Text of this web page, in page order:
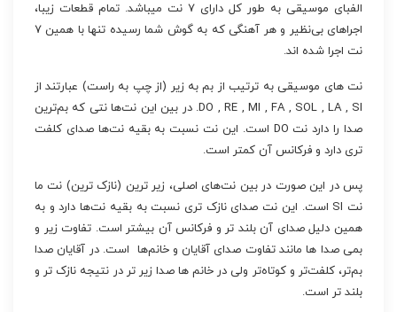
الفبای موسیقی به طور کل دارای ۷ نت میباشد. تمام قطعات زیبا،
اجراهای بی‌نظیر و هر آهنگی که به گوش شما رسیده تنها با همین ۷
نت اجرا شده اند.
نت های موسیقی به ترتیب از بم به زیر (از چپ به راست) عبارتند از
DO , RE , MI , FA , SOL , LA , SI. در بین این نت‌ها نتی که بم‌ترین
صدا را دارد نت DO است. این نت نسبت به بقیه نت‌ها صدای کلفت
تری دارد و فرکانس آن کمتر است.
پس در این صورت در بین نت‌های اصلی، زیر ترین (نازک ترین) نت ما
نت SI است. این نت صدای نازک تری نسبت به بقیه نت‌ها دارد و به
همین دلیل صدای آن بلند تر و فرکانس آن بیشتر است. تفاوت زیر و
بمی صدا ها مانند تفاوت صدای آقایان و خانم‌ها است. در آقایان صدا
بم‌تر، کلفت‌تر و کوتاه‌تر ولی در خانم ها صدا زیر تر در نتیجه نازک تر و
بلند تر است.